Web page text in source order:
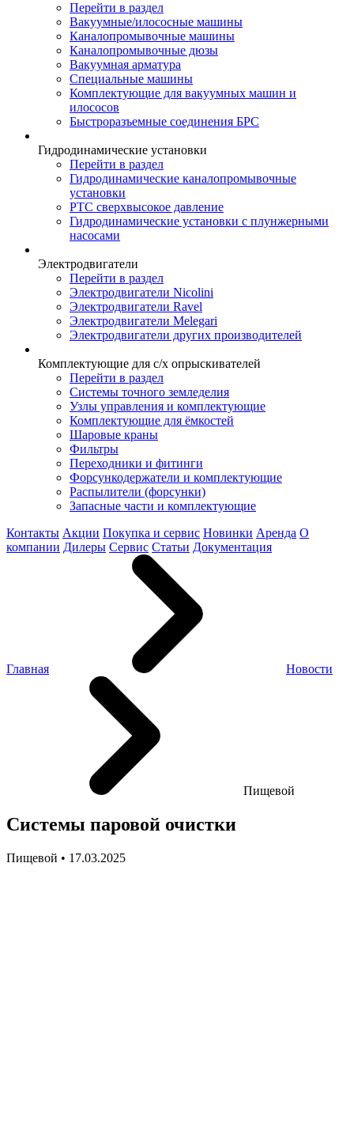
Перейти в раздел
Вакуумные/илососные машины
Каналопромывочные машины
Каналопромывочные дюзы
Вакуумная арматура
Специальные машины
Комплектующие для вакуумных машин и
илососов
Быстроразъемные соединения БРС
Гидродинамические установки
Перейти в раздел
Гидродинамические каналопромывочные
установки
РТС сверхвысокое давление
Гидродинамические установки с плунжерными
насосами
Электродвигатели
Перейти в раздел
Электродвигатели Nicolini
Электродвигатели Ravel
Электродвигатели Melegari
Электродвигатели других производителей
Комплектующие для с/х опрыскивателей
Перейти в раздел
Системы точного земледелия
Узлы управления и комплектующие
Комплектующие для ёмкостей
Шаровые краны
Фильтры
Переходники и фитинги
Форсункодержатели и комплектующие
Распылители (форсунки)
Запасные части и комплектующие
Контакты Акции Покупка и сервис Новинки Аренда О
компании Дилеры Сервис Статьи Документация
Главная Новости
Пищевой
Системы паровой очистки
Пищевой • 17.03.2025